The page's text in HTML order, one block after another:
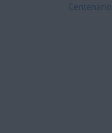
Centenario